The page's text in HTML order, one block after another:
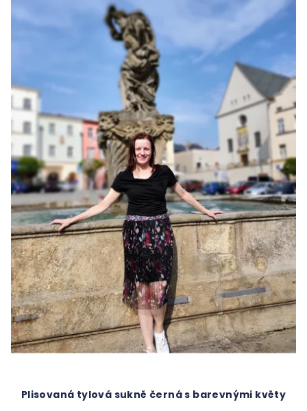
Plisovaná tylová sukně černá s barevnými květy